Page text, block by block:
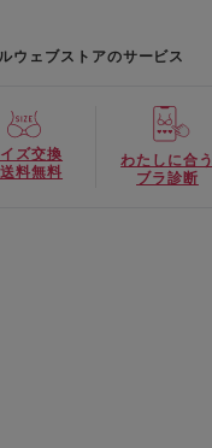
ウェブストアのサービス
ズ交換
料無料
わたしに合う
ブラ診断